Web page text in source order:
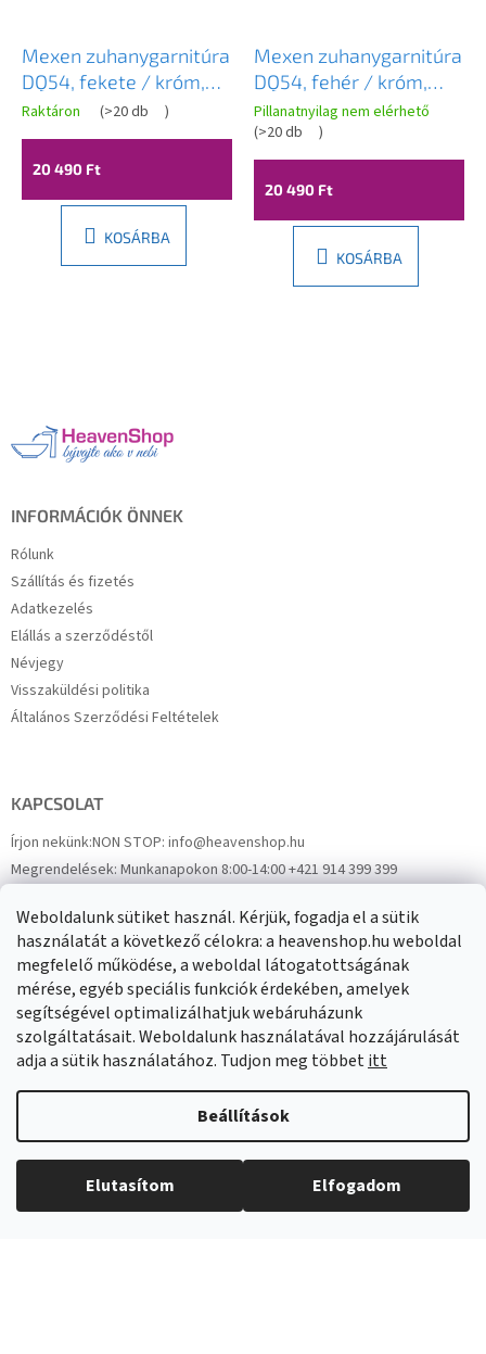
Weboldalunk sütiket használ. Kérjük, fogadja el a sütik
használatát a következő célokra: a heavenshop.hu weboldal
megfelelő működése, a weboldal látogatottságának
mérése, egyéb speciális funkciók érdekében, amelyek
segítségével optimalizálhatjuk webáruházunk
szolgáltatásait. Weboldalunk használatával hozzájárulását
adja a sütik használatához. Tudjon meg többetitt
Beállítások
Elutasítom Elfogadom
Mexen zuhanygarnitúra
DQ54, fekete / króm,
785544581-17
Raktáron (>20 db )
20 490 Ft
KOSÁRBA
Mexen zuhanygarnitúra
DQ54, fehér / króm,
785544581-21
Pillanatnyilag nem elérhető
(>20 db )
20 490 Ft
KOSÁRBA
INFORMÁCIÓK ÖNNEK
Rólunk
Szállítás és fizetés
Adatkezelés
Elállás a szerződéstől
Névjegy
Visszaküldési politika
Általános Szerződési Feltételek
KAPCSOLAT
Írjon nekünk:NON STOP: info@heavenshop.hu
Megrendelések:Munkanapokon 8:00-14:00 +421 914 399 399
FacebookHeavenShop.sk
Eredményeink